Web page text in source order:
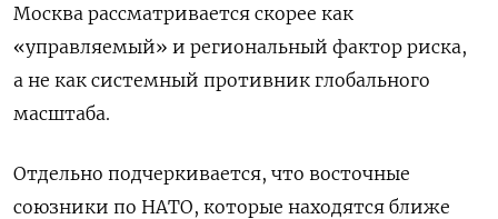
Москва рассматривается скорее как
«управляемый» и региональный фактор риска,
а не как системный противник глобального
масштаба.
Отдельно подчеркивается, что восточные
союзники по НАТО, которые находятся ближе